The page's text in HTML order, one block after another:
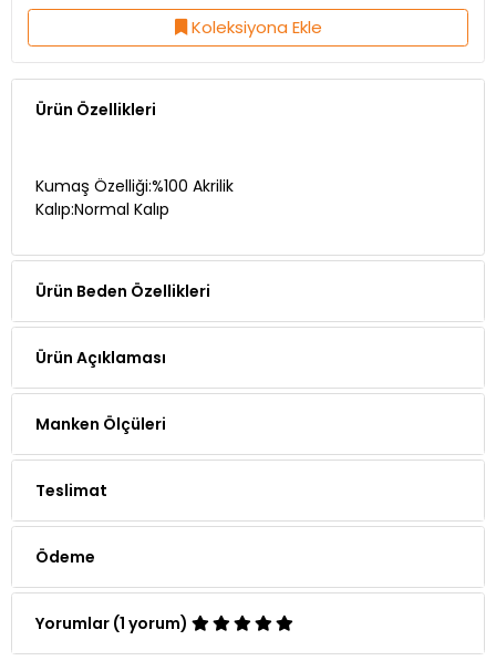
Koleksiyona Ekle
Ürün Özellikleri
Kumaş Özelliği:%100 Akrilik
Kalıp:Normal Kalıp
Ürün Beden Özellikleri
Ürün Açıklaması
Manken Ölçüleri
Teslimat
Ödeme
Yorumlar (1 yorum)